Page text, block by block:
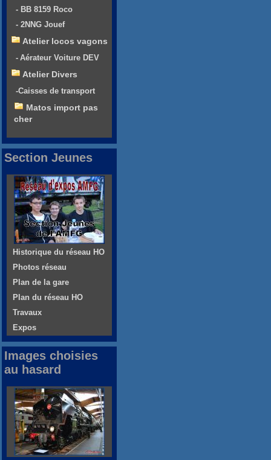
- BB 8159 Roco
- 2NNG Jouef
Atelier locos vagons
- Aérateur Voiture DEV
Atelier Divers
-Caisses de transport
Matos import pas
cher
Section Jeunes
Historique du réseau HO
Photos réseau
Plan de la gare
Plan du réseau HO
Travaux
Expos
Images choisies
au hasard